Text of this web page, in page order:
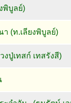
บูลย์)
(ท.เลียงพิบูลย์)
ปู่เทสก์ เทสรังสี)